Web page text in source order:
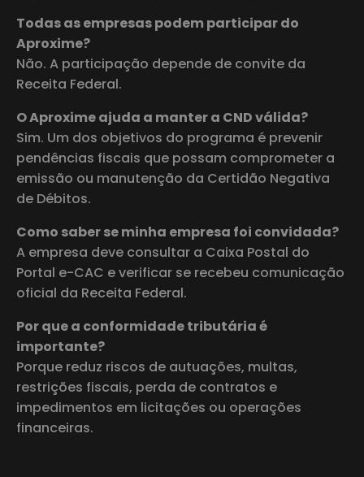
Todas as empresas podem participar do
Aproxime?
Não. A participação depende de convite da
Receita Federal.
O Aproxime ajuda a manter a CND válida?
Sim. Um dos objetivos do programa é prevenir
pendências fiscais que possam comprometer a
emissão ou manutenção da Certidão Negativa
de Débitos.
Como saber se minha empresa foi convidada?
A empresa deve consultar a Caixa Postal do
Portal e-CAC e verificar se recebeu comunicação
oficial da Receita Federal.
Por que a conformidade tributária é
importante?
Porque reduz riscos de autuações, multas,
restrições fiscais, perda de contratos e
impedimentos em licitações ou operações
financeiras.